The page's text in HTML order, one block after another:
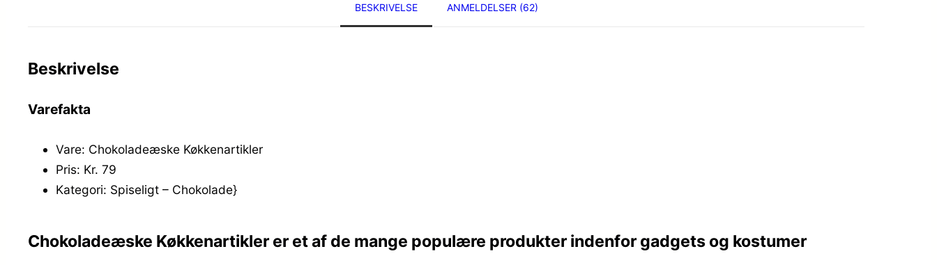
BESKRIVELSE ANMELDELSER (62)
Beskrivelse
Varefakta
Vare: Chokoladeæske Køkkenartikler
Pris: Kr. 79
Kategori: Spiseligt – Chokolade}
Chokoladeæske Køkkenartikler er et af de mange populære produkter indenfor gadgets og kostumer